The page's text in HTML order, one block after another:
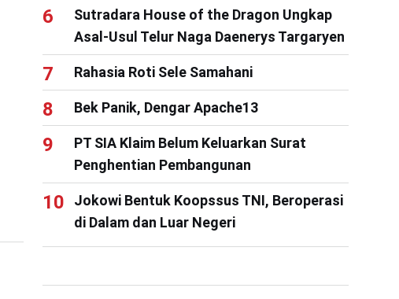
Sutradara House of the Dragon Ungkap
Asal-Usul Telur Naga Daenerys Targaryen
Rahasia Roti Sele Samahani
Bek Panik, Dengar Apache13
PT SIA Klaim Belum Keluarkan Surat
Penghentian Pembangunan
Jokowi Bentuk Koopssus TNI, Beroperasi
di Dalam dan Luar Negeri